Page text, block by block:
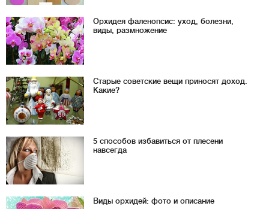
Орхидея фаленопсис: уход, болезни,
виды, размножение
Старые советские вещи приносят доход.
Какие?
5 способов избавиться от плесени
навсегда
Виды орхидей: фото и описание